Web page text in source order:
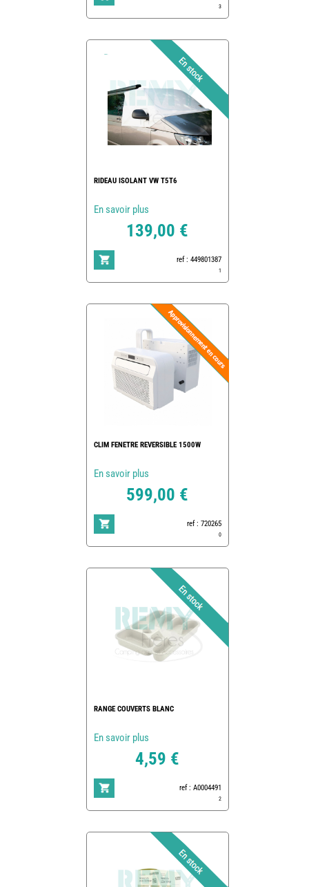
3
RIDEAU ISOLANT VW T5T6
En savoir plus
139,00 €
ref : 449801387
1
CLIM FENETRE REVERSIBLE 1500W
En savoir plus
599,00 €
ref : 720265
0
RANGE COUVERTS BLANC
En savoir plus
4,59 €
ref : A0004491
2